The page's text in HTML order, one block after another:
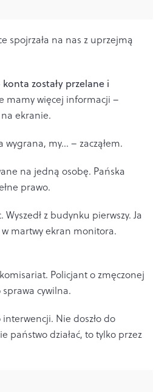
spojrzała na nas z uprzejmą
zostały przelane i
mamy więcej informacji –
na ekranie.
wygrana, my… – zacząłem.
na jedną osobę. Pańska
prawo.
z budynku pierwszy. Ja
martwy ekran monitora.
Policjant o zmęczonej
sprawa cywilna.
Nie doszło do
państwo działać, to tylko przez